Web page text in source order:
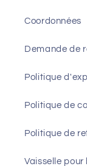
Coordonnées
Demande de
Politique
Politique de
Politique de
Vaisselle